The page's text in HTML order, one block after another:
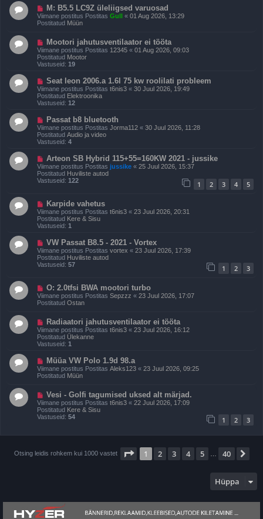
s
t
i
U
u
s
t
i
t
s
M: B5.5 LC9Z üleliigsed varuosad
Viimane postitus Postitas Gull « 01 Aug 2026, 13:29
Postitatud Müün
U
u
s
p
i
t
u
Mootori jahutusventilaator ei tööta
Viimane postitus Postitas 12345 « 01 Aug 2026, 09:03
Postitatud Mootor
Vastuseid: 19
U
u
s
p
i
t
u
Seat leon 2006.a 1.6l 75 kw roolilati probleem
Viimane postitus Postitas t6nis3 « 30 Juul 2026, 19:49
Postitatud Elektroonika
Vastuseid: 12
U
u
s
p
i
t
u
Passat b8 bluetooth
Viimane postitus Postitas Jorma112 « 30 Juul 2026, 11:28
Postitatud Audio ja video
Vastuseid: 4
U
u
s
p
t
u
s
Arteon SB Hybrid 115+55=160KW 2021 - jussike
Viimane postitus Postitas jussike « 25 Juul 2026, 15:37
Postitatud Huviliste autod
Vastuseid: 122 1 2 3 4 5
U
u
s
p
o
i
t
u
Karpide vahetus
Viimane postitus Postitas t6nis3 « 23 Juul 2026, 20:31
Postitatud Kere & Sisu
Vastuseid: 1
U
u
s
p
o
t
u
VW Passat B8.5 - 2021 - Vortex
Viimane postitus Postitas vortex « 23 Juul 2026, 17:39
Postitatud Huviliste autod
Vastuseid: 57 1 2 3
U
u
s
p
t
i
t
s
O: 2.0tfsi BWA mootori turbo
Viimane postitus Postitas Sepzzz « 23 Juul 2026, 17:07
Postitatud Ostan
U
u
s
p
o
i
t
s
Radiaatori jahutusventilaator ei tööta
Viimane postitus Postitas t6nis3 « 23 Juul 2026, 16:12
Postitatud Ülekanne
Vastuseid: 1
U
u
s
p
s
t
i
t
Müüa VW Polo 1.9d 98.a
Viimane postitus Postitas Aleks123 « 23 Juul 2026, 09:25
Postitatud Müün
U
u
s
p
o
t
t
u
Vesi - Golfi tagumised uksed alt märjad.
Viimane postitus Postitas t6nis3 « 22 Juul 2026, 17:09
Postitatud Kere & Sisu
Vastuseid: 54 1 2 3
Otsing leidis rohkem kui 1000 vastet . leht40 -st
1 2 3 4 5 40
Hüppa